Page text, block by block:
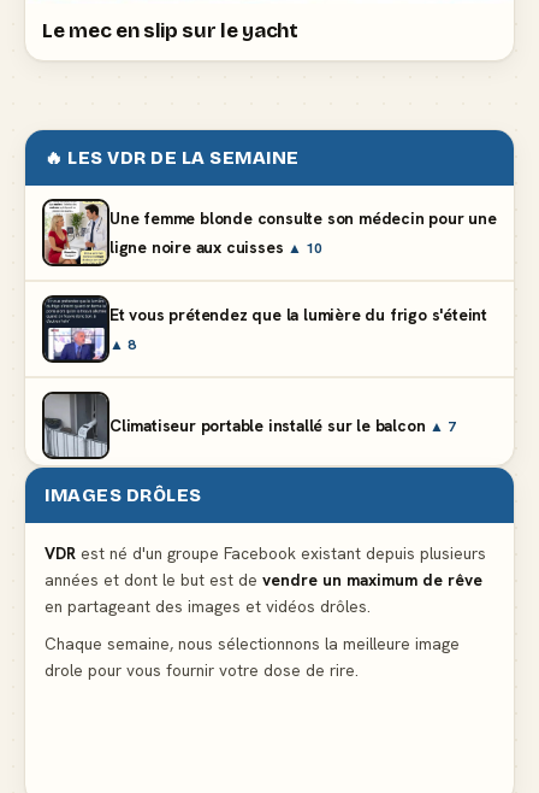
Le mec en slip sur le yacht
🔥 LES VDR DE LA SEMAINE
Une femme blonde consulte son médecin pour une
ligne noire aux cuisses ▲ 10
Et vous prétendez que la lumière du frigo s'éteint
▲ 8
Climatiseur portable installé sur le balcon ▲ 7
Le problème cardiaque du médecin ▲ 6
La voisine en bikini pour que le mari tonde la
pelouse
IMAGES DRÔLES
VDR est né d'un groupe Facebook existant depuis plusieurs
années et dont le but est de vendre un maximum de rêve
en partageant des images et vidéos drôles.
Chaque semaine, nous sélectionnons la meilleure image
drole pour vous fournir votre dose de rire.